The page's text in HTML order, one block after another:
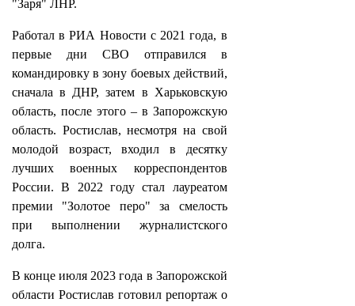
"Заря" ЛНР.
Работал в РИА Новости с 2021 года, в
первые дни СВО отправился в
командировку в зону боевых действий,
сначала в ДНР, затем в Харьковскую
область, после этого – в Запорожскую
область. Ростислав, несмотря на свой
молодой возраст, входил в десятку
лучших военных корреспондентов
России. В 2022 году стал лауреатом
премии "Золотое перо" за смелость
при выполнении журналистского
долга.
В конце июля 2023 года в Запорожской
области Ростислав готовил репортаж о